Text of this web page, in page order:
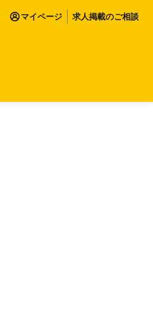
マイページ 求人掲載のご相談